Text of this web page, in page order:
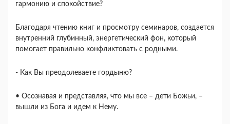
гармонию и спокойствие?
Благодаря чтению книг и просмотру семинаров, создается
внутренний глубинный, энергетический фон, который
помогает правильно конфликтовать с родными.
- Как Вы преодолеваете гордыню?
• Осознавая и представляя, что мы все – дети Божьи, –
вышли из Бога и идем к Нему.